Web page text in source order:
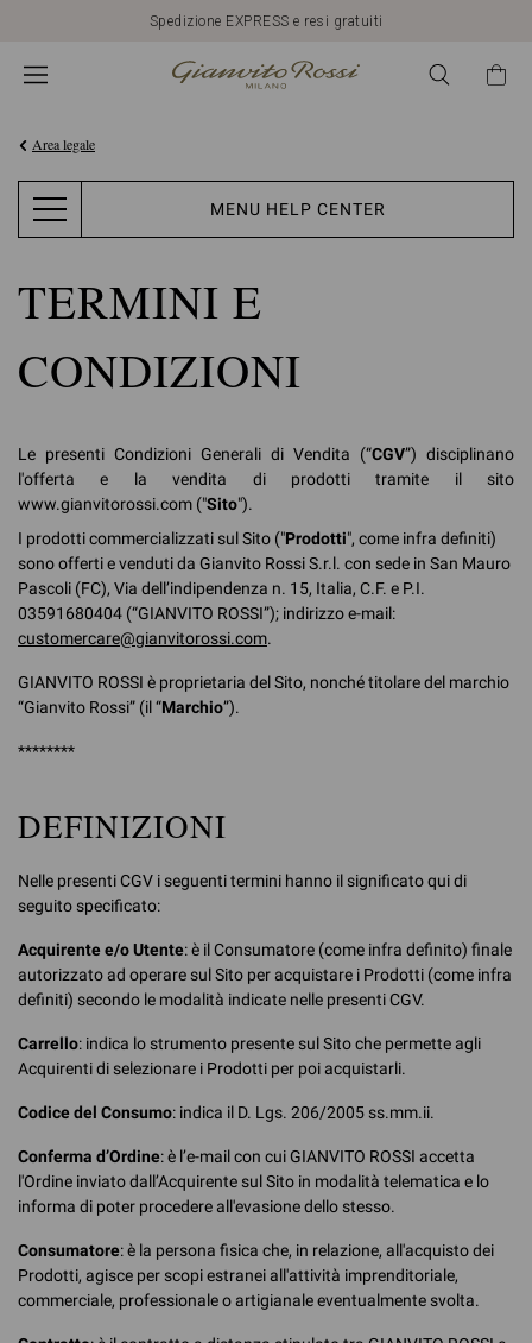
Scopri i Nuovi Arrivi
Area legale
MENU HELP CENTER
TERMINI E
CONDIZIONI
Le presenti Condizioni Generali di Vendita (“CGV”) disciplinano
l'offerta e la vendita di prodotti tramite il sito
www.gianvitorossi.com ("Sito").
I prodotti commercializzati sul Sito ("Prodotti", come infra definiti)
sono offerti e venduti da Gianvito Rossi S.r.l. con sede in San Mauro
Pascoli (FC), Via dell’indipendenza n. 15, Italia, C.F. e P.I.
03591680404 (“GIANVITO ROSSI”); indirizzo e-mail:
customercare@gianvitorossi.com.
GIANVITO ROSSI è proprietaria del Sito, nonché titolare del marchio
“Gianvito Rossi” (il “Marchio”).
********
DEFINIZIONI
Nelle presenti CGV i seguenti termini hanno il significato qui di
seguito specificato:
Acquirente e/o Utente: è il Consumatore (come infra definito) finale
autorizzato ad operare sul Sito per acquistare i Prodotti (come infra
definiti) secondo le modalità indicate nelle presenti CGV.
Carrello: indica lo strumento presente sul Sito che permette agli
Acquirenti di selezionare i Prodotti per poi acquistarli.
Codice del Consumo: indica il D. Lgs. 206/2005 ss.mm.ii.
Conferma d’Ordine: è l’e-mail con cui GIANVITO ROSSI accetta
l'Ordine inviato dall’Acquirente sul Sito in modalità telematica e lo
informa di poter procedere all'evasione dello stesso.
Consumatore: è la persona fisica che, in relazione, all'acquisto dei
Prodotti, agisce per scopi estranei all'attività imprenditoriale,
commerciale, professionale o artigianale eventualmente svolta.